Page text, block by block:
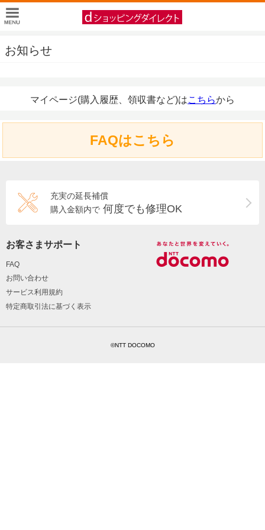
お知らせ
マイページ(購入履歴、領収書など)はこちらから
FAQはこちら
充実の延長補償
購入金額内で 何度でも修理OK
お客さまサポート
FAQ
お問い合わせ
サービス利用規約
特定商取引法に基づく表示
©NTT DOCOMO